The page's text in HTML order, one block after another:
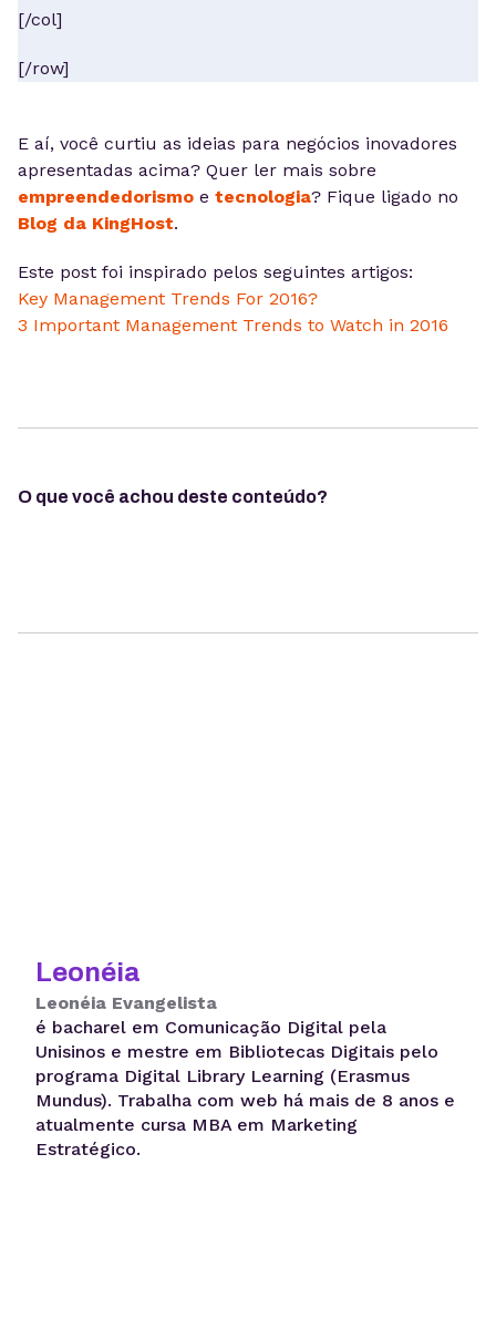
[/col]
[/row]
E aí, você curtiu as ideias para negócios inovadores
apresentadas acima? Quer ler mais sobre
empreendedorismo e tecnologia? Fique ligado no
Blog da KingHost.
Este post foi inspirado pelos seguintes artigos:
Key Management Trends For 2016?
3 Important Management Trends to Watch in 2016
O que você achou deste conteúdo?
Leonéia
Leonéia Evangelista
é bacharel em Comunicação Digital pela
Unisinos e mestre em Bibliotecas Digitais pelo
programa Digital Library Learning (Erasmus
Mundus). Trabalha com web há mais de 8 anos e
atualmente cursa MBA em Marketing
Estratégico.